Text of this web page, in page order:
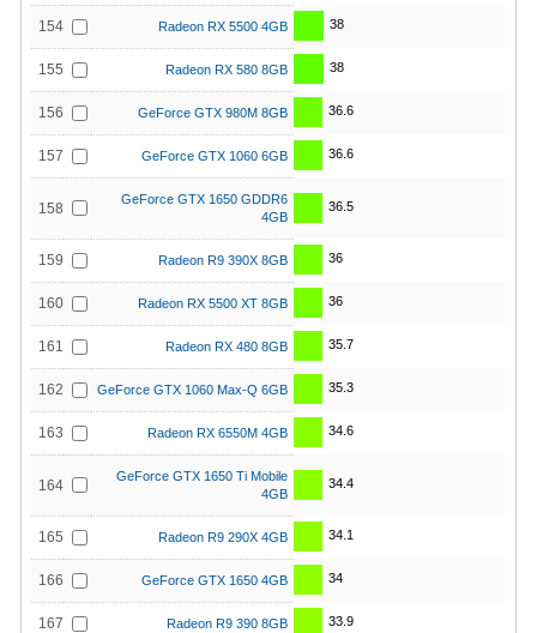
154 Radeon RX 5500 4GB 38
155 Radeon RX 580 8GB 38
156 GeForce GTX 980M 8GB 36.6
157 GeForce GTX 1060 6GB 36.6
158
GeForce GTX 1650 GDDR6
4GB
36.5
159 Radeon R9 390X 8GB 36
160 Radeon RX 5500 XT 8GB 36
161 Radeon RX 480 8GB 35.7
162 GeForce GTX 1060 Max-Q 6GB 35.3
163 Radeon RX 6550M 4GB 34.6
164
GeForce GTX 1650 Ti Mobile
4GB
34.4
165 Radeon R9 290X 4GB 34.1
166 GeForce GTX 1650 4GB 34
167 Radeon R9 390 8GB 33.9